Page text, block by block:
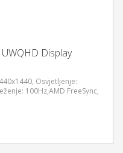
Display
Osvjetljenje:
100Hz,AMD FreeSync,